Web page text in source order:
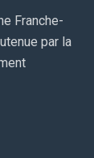
Franche-
par la